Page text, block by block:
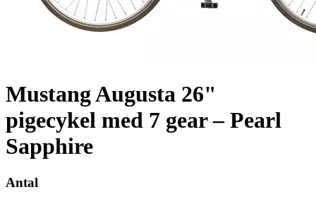
Mustang Augusta 26"
pigecykel med 7 gear – Pearl
Sapphire
Antal